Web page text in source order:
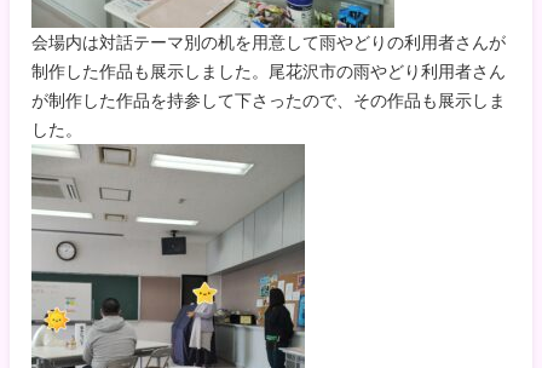
会場内は対話テーマ別の机を用意して雨やどりの利用者さんが
制作した作品も展示しました。尾花沢市の雨やどり利用者さん
が制作した作品を持参して下さったので、その作品も展示しま
した。